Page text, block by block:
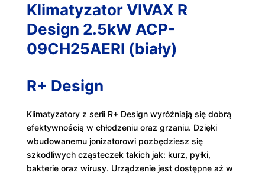
Klimatyzator VIVAX R
Design 2.5kW ACP-
09CH25AERI (biały)
R+ Design
Klimatyzatory z serii R+ Design wyróżniają się dobrą
efektywnością w chłodzeniu oraz grzaniu. Dzięki
wbudowanemu jonizatorowi pozbędziesz się
szkodliwych cząsteczek takich jak: kurz, pyłki,
bakterie oraz wirusy. Urządzenie jest dostępne aż w